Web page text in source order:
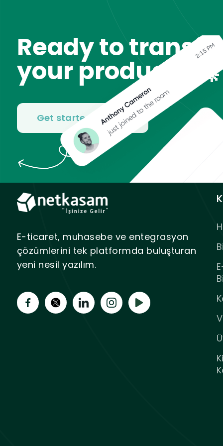
Ready to
your product? 🚀
Get started for free
E-ticaret, muhasebe ve entegrasyon
çözümlerini tek platformda buluşturan
yeni nesil yazılım.